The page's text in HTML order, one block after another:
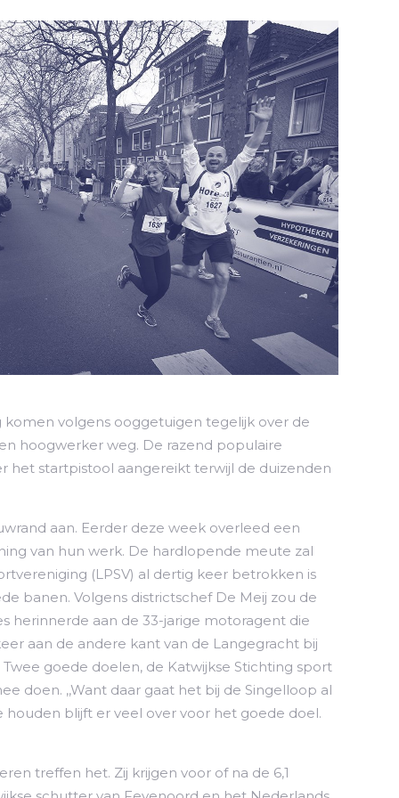
komen volgens ooggetuigen tegelijk over de
hoogwerker weg. De razend populaire
het startpistool aangereikt terwijl de duizenden
aan. Eerder deze week overleed een
van hun werk. De hardlopende meute zal
(LPSV) al dertig keer betrokken is
banen. Volgens districtschef De Meij zou de
herinnerde aan de 33-jarige motoragent die
aan de andere kant van de Langegracht bij
goede doelen, de Katwijkse Stichting sport
doen. ,,Want daar gaat het bij de Singelloop al
houden blijft er veel over voor het goede doel.
treffen het. Zij krijgen voor of na de 6,1